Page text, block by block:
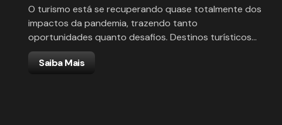
O turismo está se recuperando quase totalmente dos
impactos da pandemia, trazendo tanto
oportunidades quanto desafios. Destinos turísticos…
Saiba Mais